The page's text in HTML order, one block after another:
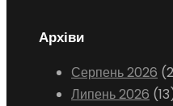
Архіви
Серпень 2026
Липень 2026